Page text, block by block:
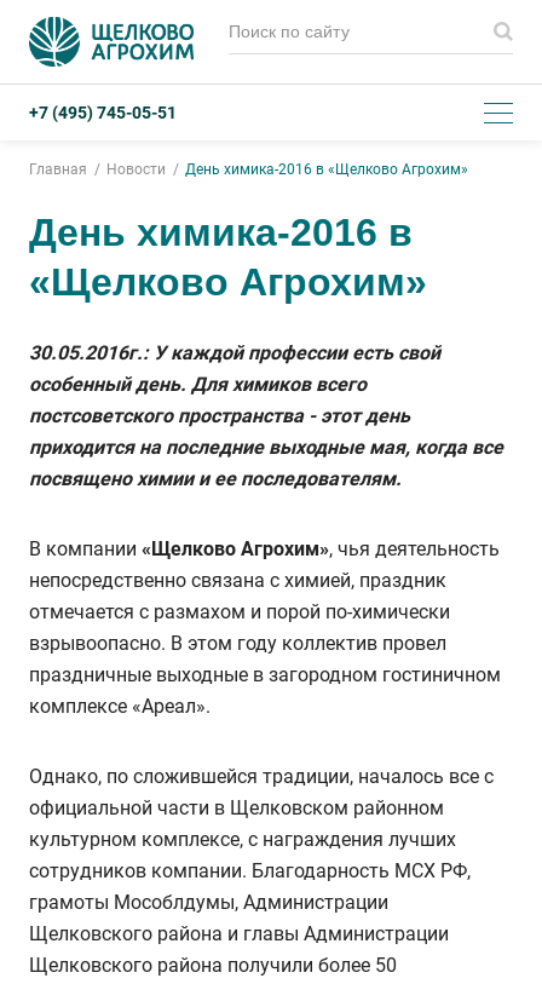
+7 (495) 745-05-51
Главная Новости День химика-2016 в «Щелково Агрохим»
День химика-2016 в
«Щелково Агрохим»
30.05.2016г.: У каждой профессии есть свой
особенный день. Для химиков всего
постсоветского пространства - этот день
приходится на последние выходные мая, когда все
посвящено химии и ее последователям.
В компании «Щелково Агрохим», чья деятельность
непосредственно связана с химией, праздник
отмечается с размахом и порой по-химически
взрывоопасно. В этом году коллектив провел
праздничные выходные в загородном гостиничном
комплексе «Ареал».
Однако, по сложившейся традиции, началось все с
официальной части в Щелковском районном
культурном комплексе, с награждения лучших
сотрудников компании. Благодарность МСХ РФ,
грамоты Мособлдумы, Администрации
Щелковского района и главы Администрации
Щелковского района получили более 50